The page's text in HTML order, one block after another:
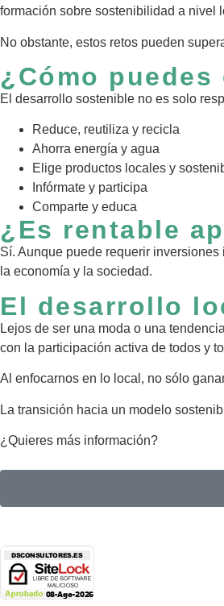
formación sobre sostenibilidad a nivel
No obstante, estos retos pueden
¿Cómo
El desarrollo sostenible no es solo
Reduce, reutiliza y recicla
Ahorra energía y agua
Elige productos locales y
Infórmate y participa
Comparte y educa
¿Es rentable
Sí. Aunque puede requerir
la economía y la sociedad.
El desarrollo
Lejos de ser una moda o una
con la participación activa de todos y
Al enfocarnos en lo local, no sólo
La transición hacia un modelo
¿Quieres más información?